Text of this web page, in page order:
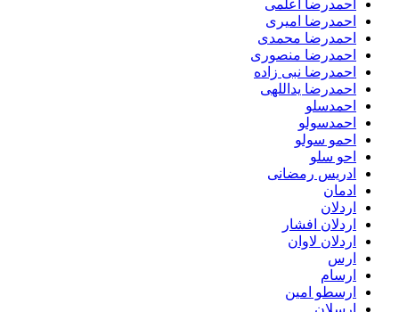
احمدرضا اعلمی
احمدرضا امیری
احمدرضا محمدی
احمدرضا منصوری
احمدرضا نبی زاده
احمدرضا یداللهی
احمدسلو
احمدسولو
احمو سولو
احو سلو
ادریس رمضانی
ادمان
اردلان
اردلان افشار
اردلان لاوان
ارس
ارسام
ارسطو امین
ارسلان